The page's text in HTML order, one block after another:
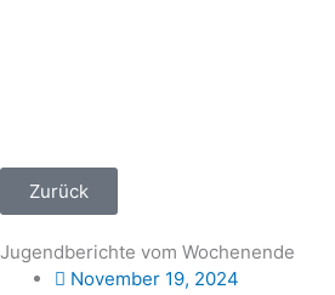
Zurück
Jugendberichte vom Wochenende
November 19, 2024